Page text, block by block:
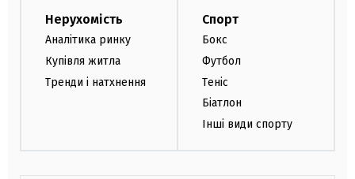
Нерухомість
Аналітика ринку
Купівля житла
Тренди і натхнення
Спорт
Бокс
Футбол
Теніс
Біатлон
Інші види спорту